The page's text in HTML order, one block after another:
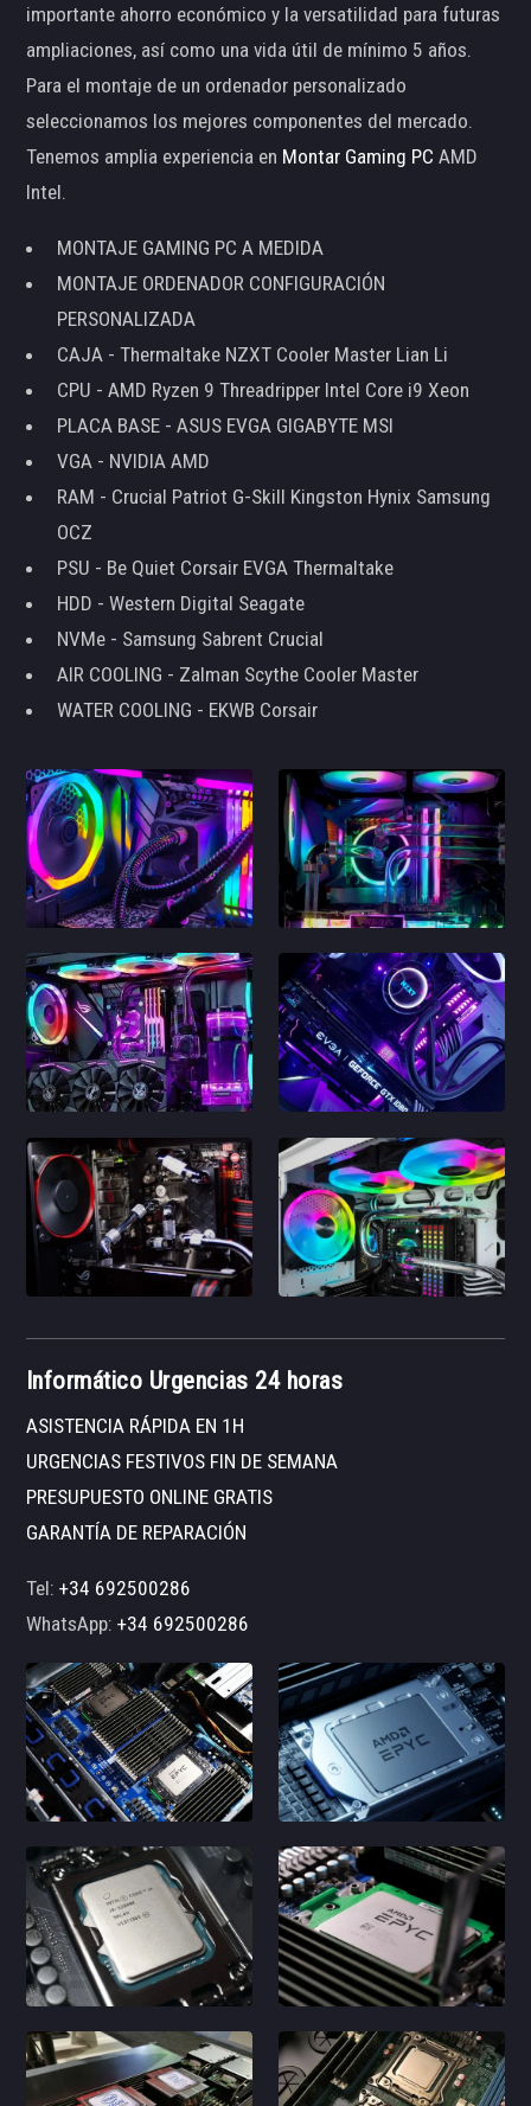
importante ahorro económico y la versatilidad para futuras
ampliaciones, así como una vida útil de mínimo 5 años.
Para el montaje de un ordenador personalizado
seleccionamos los mejores componentes del mercado.
Tenemos amplia experiencia en Montar Gaming PC AMD
Intel.
MONTAJE GAMING PC A MEDIDA
MONTAJE ORDENADOR CONFIGURACIÓN
PERSONALIZADA
CAJA - Thermaltake NZXT Cooler Master Lian Li
CPU - AMD Ryzen 9 Threadripper Intel Core i9 Xeon
PLACA BASE - ASUS EVGA GIGABYTE MSI
VGA - NVIDIA AMD
RAM - Crucial Patriot G-Skill Kingston Hynix Samsung
OCZ
PSU - Be Quiet Corsair EVGA Thermaltake
HDD - Western Digital Seagate
NVMe - Samsung Sabrent Crucial
AIR COOLING - Zalman Scythe Cooler Master
WATER COOLING - EKWB Corsair
Informático Urgencias 24 horas
ASISTENCIA RÁPIDA EN 1H
URGENCIAS FESTIVOS FIN DE SEMANA
PRESUPUESTO ONLINE GRATIS
GARANTÍA DE REPARACIÓN
Tel:+34 692500286
WhatsApp:+34 692500286